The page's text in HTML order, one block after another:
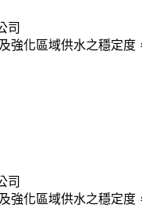
司
強化區域供水之穩定
司
強化區域供水之穩定